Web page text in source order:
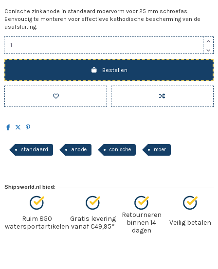
Conische zinkanode in standaard moervorm voor 25 mm schroefas.
Eenvoudig te monteren voor effectieve kathodische bescherming van de
asafsluiting.
Bestellen
standaard anode conische moer
Shipsworld.nl bied:
Ruim 850
watersportartikelen
Gratis levering
vanaf €49,95*
Retourneren
binnen 14
dagen
Veilig betalen